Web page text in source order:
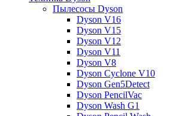
Пылесосы Dyson
Dyson V16
Dyson V15
Dyson V12
Dyson V11
Dyson V8
Dyson Cyclone V10
Dyson Gen5Detect
Dyson PencilVac
Dyson Wash G1